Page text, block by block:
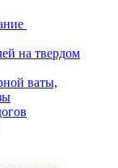
на твердом
ваты,